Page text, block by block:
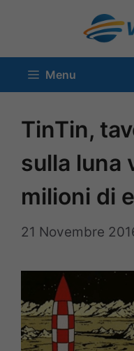
contenuto
Menu
TinTin,
sulla luna
milioni di
21 Novembre